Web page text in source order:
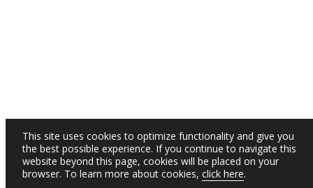
This site uses cookies to optimize functionality and give you
the best possible experience. If you continue to navigate this
website beyond this page, cookies will be placed on your
browser. To learn more about cookies, click here.